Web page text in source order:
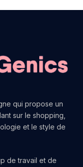
qui propose un
sur le shopping,
et le style de
de travail et de